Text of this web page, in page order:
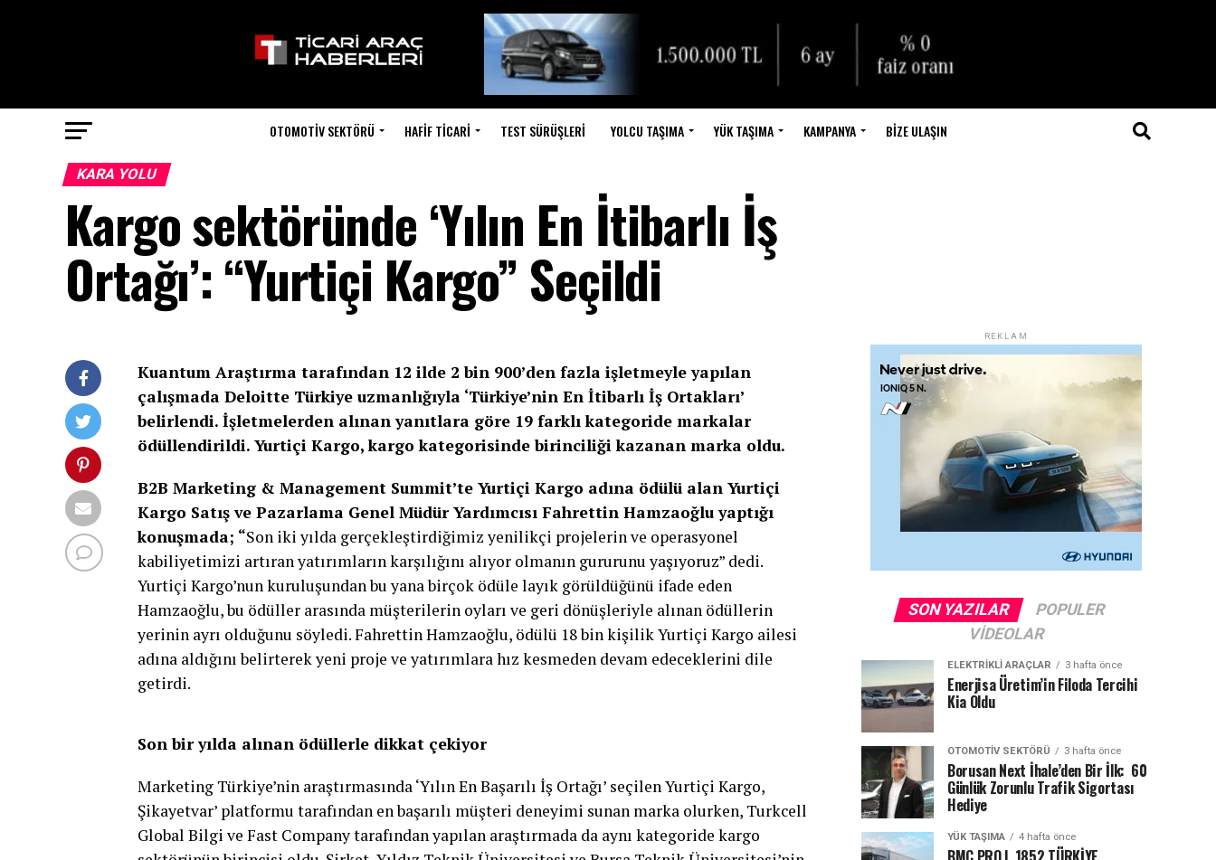
OTOMOTIV SEKTÖRÜ HAFIF TICARI TEST SÜRÜŞLERI YOLCU TAŞIMA YÜK TAŞIMA KAMPANYA BIZE ULAŞIN
KARA YOLU
Kargo sektöründe ‘Yılın En İtibarlı İş
Ortağı’: “Yurtiçi Kargo” Seçildi
Kuantum Araştırma tarafından 12 ilde 2 bin 900’den fazla işletmeyle yapılan
çalışmada Deloitte Türkiye uzmanlığıyla ‘Türkiye’nin En İtibarlı İş Ortakları’
belirlendi. İşletmelerden alınan yanıtlara göre 19 farklı kategoride markalar
ödüllendirildi. Yurtiçi Kargo, kargo kategorisinde birinciliği kazanan marka oldu.
B2B Marketing & Management Summit’te Yurtiçi Kargo adına ödülü alan Yurtiçi
Kargo Satış ve Pazarlama Genel Müdür Yardımcısı Fahrettin Hamzaoğlu yaptığı
konuşmada; “Son iki yılda gerçekleştirdiğimiz yenilikçi projelerin ve operasyonel
kabiliyetimizi artıran yatırımların karşılığını alıyor olmanın gururunu yaşıyoruz” dedi.
Yurtiçi Kargo’nun kuruluşundan bu yana birçok ödüle layık görüldüğünü ifade eden
Hamzaoğlu, bu ödüller arasında müşterilerin oyları ve geri dönüşleriyle alınan ödüllerin
yerinin ayrı olduğunu söyledi. Fahrettin Hamzaoğlu, ödülü 18 bin kişilik Yurtiçi Kargo ailesi
adına aldığını belirterek yeni proje ve yatırımlara hız kesmeden devam edeceklerini dile
getirdi.
Son bir yılda alınan ödüllerle dikkat çekiyor
Marketing Türkiye’nin araştırmasında ‘Yılın En Başarılı İş Ortağı’ seçilen Yurtiçi Kargo,
Şikayetvar’ platformu tarafından en başarılı müşteri deneyimi sunan marka olurken, Turkcell
Global Bilgi ve Fast Company tarafından yapılan araştırmada da aynı kategoride kargo
REKLAM
SON YAZILAR
POPULER
VIDEOLAR
ELEKTRIKLI ARAÇLAR 3 hafta önce
Enerjisa Üretim’in Filoda Tercihi
Kia Oldu
OTOMOTIV SEKTÖRÜ 3 hafta önce
Borusan Next İhale’den Bir İlk: 60
Günlük Zorunlu Trafik Sigortası
Hediye
YÜK TAŞIMA 4 hafta önce